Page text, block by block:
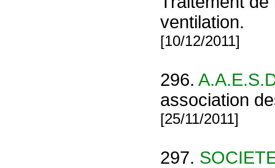
ventilation.
[10/12/2011]
296.
association
[25/11/2011]
297.